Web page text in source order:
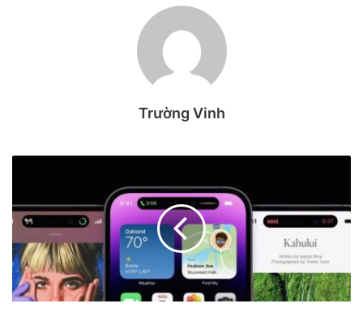
ngày hội lớn của toàn dân tộc
đoàn kết, lòng tự hào và trách nhiệm xây dựng đất nước
ngày càng giàu mạnh, văn minh.
không khí hân hoan lan tỏa trong từng con phố, từng mái
lại chặng đường lịch sử hào hùng, đồng thời nuôi dưỡng
Nhân dịpKỷ niệm 80 năm Quốc khánh Nước Cộng hòa Xã
hội Chủ nghĩa Việt Nam (2/9/1945 – 2/9/2025),
DEKEY Vietnam xin gửi lời chúc tốt đẹp nhất đến Quý
khách hàng, Quý đối tác như sau:
Trường Vinh